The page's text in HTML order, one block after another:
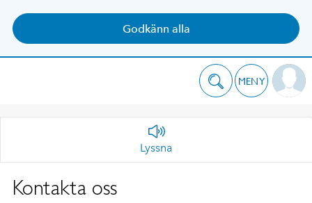
Godkänn alla
MENY
Lyssna
Kontakta oss